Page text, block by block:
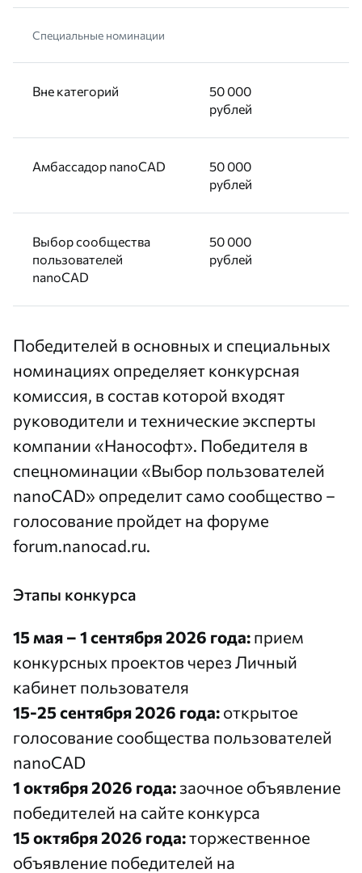
Специальные номинации
Вне категорий
50 000
рублей
Амбассадор nanoCAD
50 000
рублей
Выбор сообщества
пользователей
nanoCAD
50 000
рублей
Победителей в основных и специальных
номинациях определяет конкурсная
комиссия, в состав которой входят
руководители и технические эксперты
компании «Нанософт». Победителя в
спецноминации «Выбор пользователей
nanoCAD» определит само сообщество –
голосование пройдет на форуме
forum.nanocad.ru.
Этапы конкурса
15 мая – 1 сентября 2026 года: прием
конкурсных проектов через Личный
кабинет пользователя
15-25 сентября 2026 года: открытое
голосование сообщества пользователей
nanoCAD
1 октября 2026 года: заочное объявление
победителей на сайте конкурса
15 октября 2026 года:торжественное
объявление победителей на